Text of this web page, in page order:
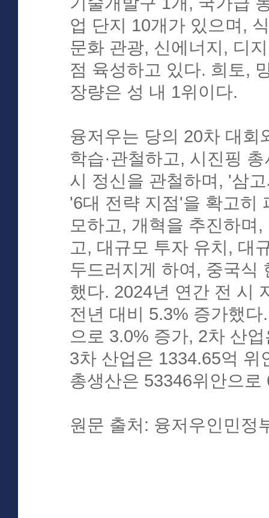
업 단지 10개가 있으며,
문화 관광, 신에너지, 디
점 육성하고 있다. 희토,
장량은 성 내 1위이다.
융저우는 당의 20차 대회
학습·관철하고, 시진핑
시 정신을 관철하며, '삼
'6대 전략 지점'을 확고히
모하고, 개혁을 추진하며
고, 대규모 투자 유치, 대
두드러지게 하여, 중국식
했다. 2024년 연간 전 시
전년 대비 5.3% 증가했
으로 3.0% 증가, 2차 산
3차 산업은 1334.65억
총생산은 53346위안으로
원문 출처: 융저우인민정